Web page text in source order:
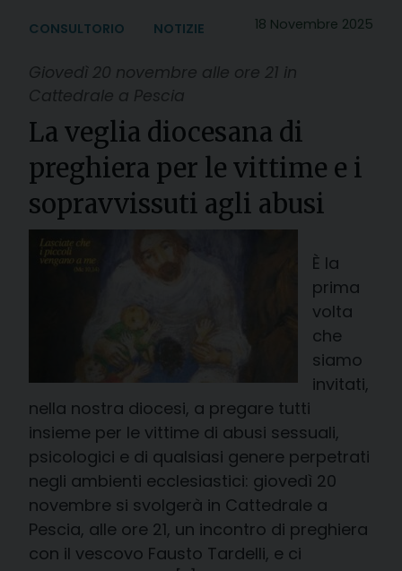
18 Novembre 2025
CONSULTORIO NOTIZIE
Giovedì 20 novembre alle ore 21 in
Cattedrale a Pescia
La veglia diocesana di
preghiera per le vittime e i
sopravvissuti agli abusi
È la
prima
volta
che
siamo
invitati,
nella nostra diocesi, a pregare tutti
insieme per le vittime di abusi sessuali,
psicologici e di qualsiasi genere perpetrati
negli ambienti ecclesiastici: giovedì 20
novembre si svolgerà in Cattedrale a
Pescia, alle ore 21, un incontro di preghiera
con il vescovo Fausto Tardelli, e ci